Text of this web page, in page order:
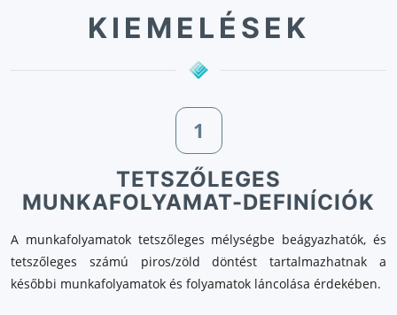
KIEMELÉSEK
1
TETSZŐLEGES
MUNKAFOLYAMAT-DEFINÍCIÓK
A munkafolyamatok tetszőleges mélységbe beágyazhatók, és
tetszőleges számú piros/zöld döntést tartalmazhatnak a
későbbi munkafolyamatok és folyamatok láncolása érdekében.